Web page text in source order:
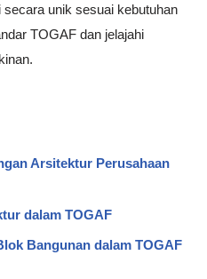
unik sesuai kebutuhan
TOGAF dan jelajahi
Arsitektur Perusahaan
dalam TOGAF
Bangunan dalam TOGAF